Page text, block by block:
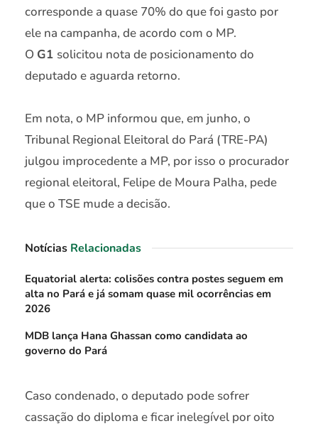
corresponde a quase 70% do que foi gasto por
ele na campanha, de acordo com o MP.
O G1 solicitou nota de posicionamento do
deputado e aguarda retorno.
Em nota, o MP informou que, em junho, o
Tribunal Regional Eleitoral do Pará (TRE-PA)
julgou improcedente a MP, por isso o procurador
regional eleitoral, Felipe de Moura Palha, pede
que o TSE mude a decisão.
Notícias Relacionadas
Equatorial alerta: colisões contra postes seguem em
alta no Pará e já somam quase mil ocorrências em
2026
MDB lança Hana Ghassan como candidata ao
governo do Pará
Caso condenado, o deputado pode sofrer
cassação do diploma e ficar inelegível por oito